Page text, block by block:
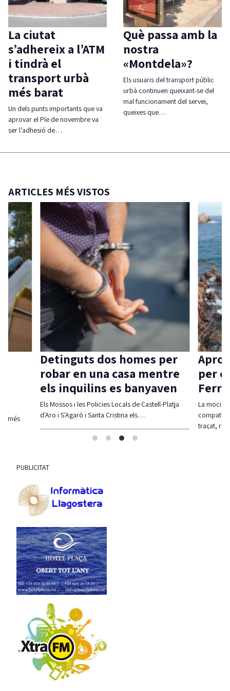
La ciutat
s’adhereix a l’ATM
i tindrà el
transport urbà
més barat
Un dels punts importants que va
aprovar el Ple de novembre va
ser l’adhesió de…
Què passa amb la
nostra
«Montdela»?
Els usuaris del transport públic
urbà continuen queixant-se del
mal funcionament del servei,
queixes que…
ARTICLES MÉS VISTOS
més
Detinguts dos homes per
robar en una casa mentre
els inquilins es banyaven
Els Mossos i les Policies Locals de Castell-Platja
d'Aro i S'Agaró i Santa Cristina els…
per
La moció
traçat,
PUBLICITAT